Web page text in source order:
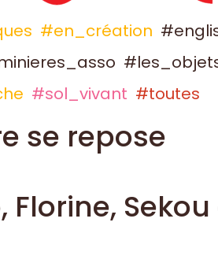
#en_création
#sol_vivant #toutes
se repose